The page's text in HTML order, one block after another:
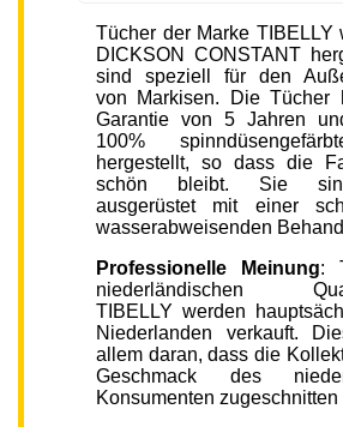
Tücher der Marke TIBELLY
DICKSON CONSTANT
sind speziell für den
von Markisen. Die Tücher
Garantie von 5 Jahren
100%
hergestellt, so dass die
schön bleibt. Sie
ausgerüstet mit einer
wasserabweisenden
Professionelle Meinung:
niederländischen
TIBELLY werden
Niederlanden verkauft.
allem daran, dass die
Geschmack des
Konsumenten zugeschnitten